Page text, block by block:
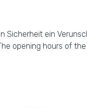
Sicherheit ein
opening hours of